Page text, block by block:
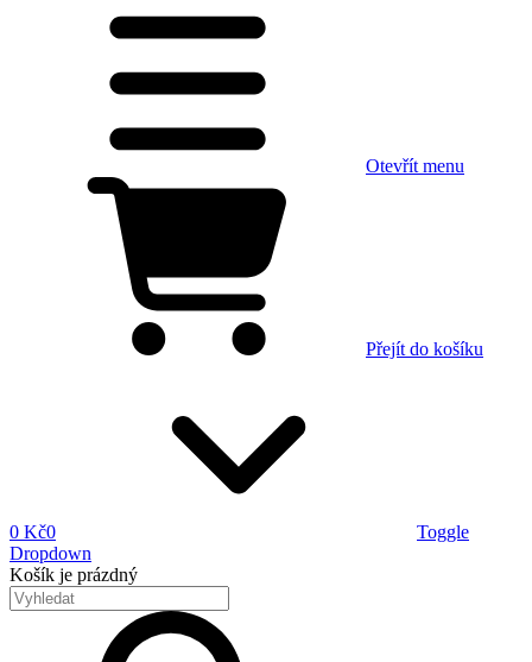
Otevřít menu
Přejít do košíku
0 Kč0
Toggle
Dropdown
Košík je prázdný